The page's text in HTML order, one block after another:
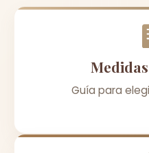
Guía para